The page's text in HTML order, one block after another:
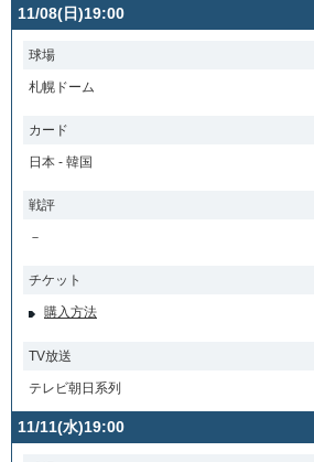
11/08(日)19:00
球場
札幌ドーム
カード
日本 - 韓国
戦評
－
チケット
購入方法
TV放送
テレビ朝日系列
11/11(水)19:00